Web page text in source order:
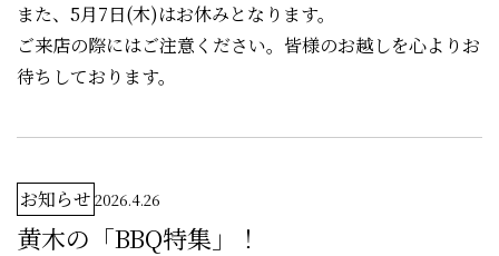
また、5月7日(木)はお休みとなります。
ご来店の際にはご注意ください。皆様のお越しを心よりお
待ちしております。
お知らせ 2026.4.26
黄木の「BBQ特集」！